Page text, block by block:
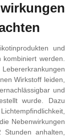
und
werden.
Wirkstoff leiden,
und
wurde. Dazu
Nebenwirkungen
anhalten,